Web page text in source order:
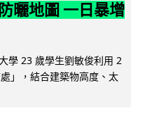
曬地圖 一日暴增
學 23 歲學生劉敏俊利用 2
」，結合建築物高度、太